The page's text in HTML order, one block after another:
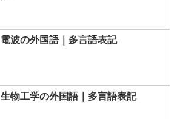
電波の外国語｜多言語表記
生物工学の外国語｜多言語表記